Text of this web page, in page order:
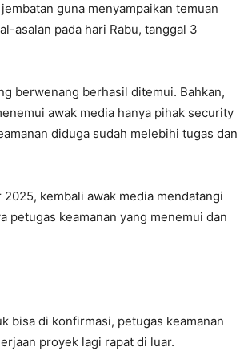
guna menyampaikan temuan
asalan pada hari Rabu, tanggal 3
berwenang berhasil ditemui. Bahkan,
awak media hanya pihak security
diduga sudah melebihi tugas dan
kembali awak media mendatangi
petugas keamanan yang menemui dan
bisa di konfirmasi, petugas keamanan
proyek lagi rapat di luar.